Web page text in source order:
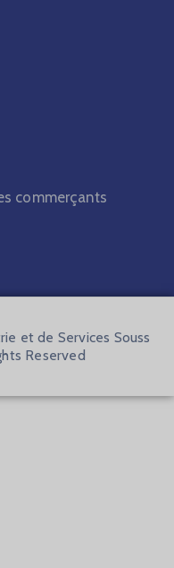
commerçants
et de Services Souss
Reserved